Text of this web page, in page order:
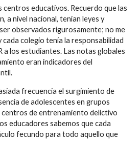
centros educativos. Recuerdo que las
a nivel nacional, tenían leyes y
observados rigurosamente; no me
cada colegio tenía la responsabilidad
a los estudiantes. Las notas globales
eran indicadores del
frecuencia el surgimiento de
de adolescentes en grupos
centros de entrenamiento delictivo
educadores sabemos que cada
fecundo para todo aquello que